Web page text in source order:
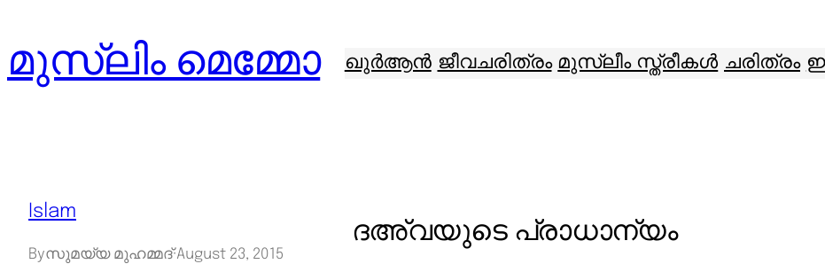
to
content
മുസ്ലിം മെമ്മോ ഖുർആൻ ജീവചരിത്രം മുസ്ലീം സ്ത്രീകൾ ചരിത്രം
Islam
Byസുമയ്യ മുഹമ്മദ്·August 23, 2015
ദഅ്‌വയുടെ പ്രാധാന്യം